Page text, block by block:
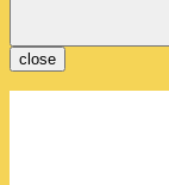
close